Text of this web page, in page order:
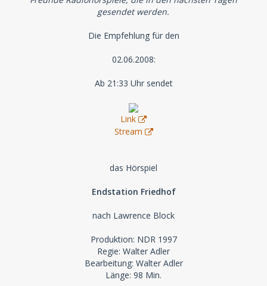
gesendet werden.
Die Empfehlung für den
02.06.2008:
Ab 21:33 Uhr sendet
Link
Stream
das Hörspiel
Endstation Friedhof
nach Lawrence Block
Produktion: NDR 1997
Regie: Walter Adler
Bearbeitung: Walter Adler
Länge: 98 Min.